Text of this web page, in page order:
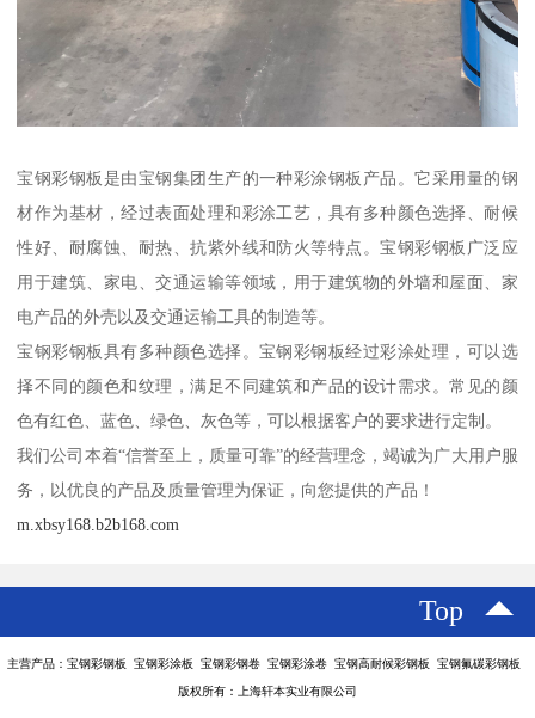
宝钢彩钢板是由宝钢集团生产的一种彩涂钢板产品。它采用量的钢
材作为基材，经过表面处理和彩涂工艺，具有多种颜色选择、耐候
性好、耐腐蚀、耐热、抗紫外线和防火等特点。宝钢彩钢板广泛应
用于建筑、家电、交通运输等领域，用于建筑物的外墙和屋面、家
电产品的外壳以及交通运输工具的制造等。
宝钢彩钢板具有多种颜色选择。宝钢彩钢板经过彩涂处理，可以选
择不同的颜色和纹理，满足不同建筑和产品的设计需求。常见的颜
色有红色、蓝色、绿色、灰色等，可以根据客户的要求进行定制。
我们公司本着“信誉至上，质量可靠”的经营理念，竭诚为广大用户服
务，以优良的产品及质量管理为保证，向您提供的产品！
m.xbsy168.b2b168.com
Top
主营产品：宝钢彩钢板 宝钢彩涂板 宝钢彩钢卷 宝钢彩涂卷 宝钢高耐候彩钢板 宝钢氟碳彩钢板
版权所有：上海轩本实业有限公司